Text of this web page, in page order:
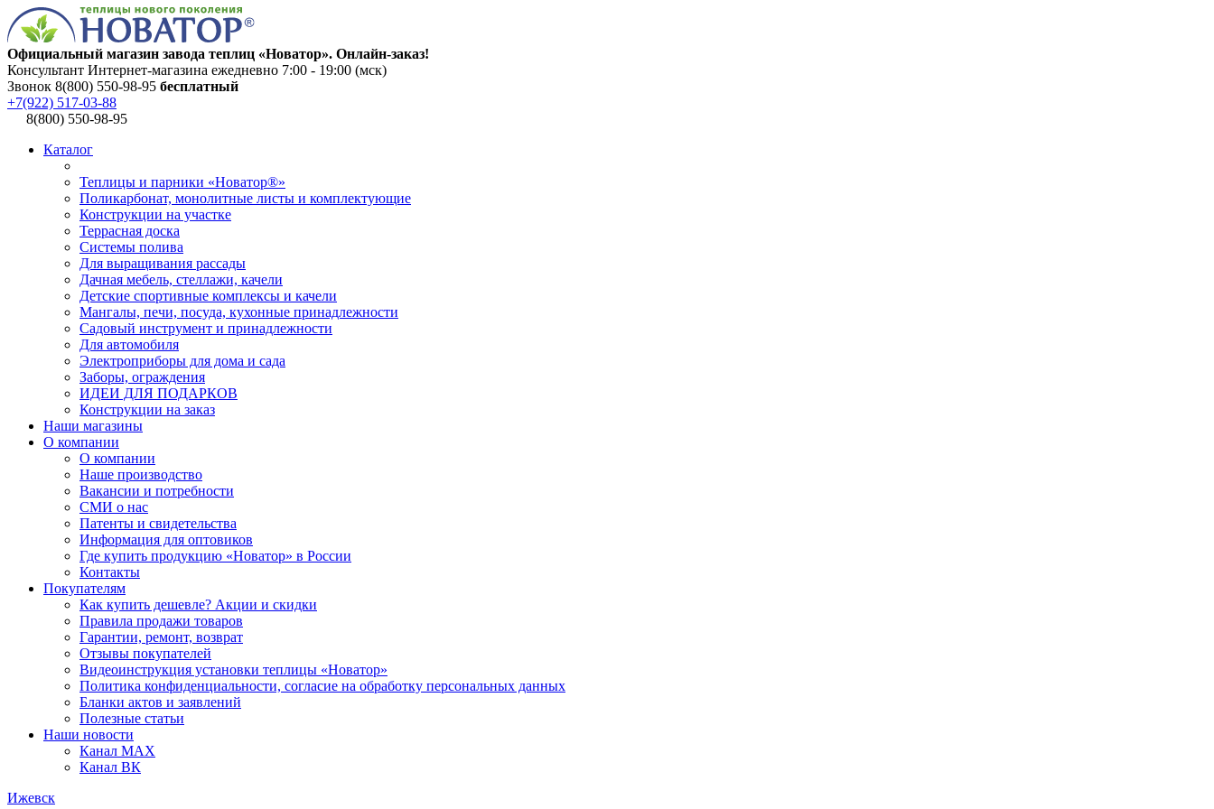
Официальный магазин завода теплиц «Новатор». Онлайн-заказ!
Консультант Интернет-магазина ежедневно 7:00 - 19:00 (мск)
Звонок 8(800) 550-98-95 бесплатный
+7(922) 517-03-88
8(800) 550-98-95
Каталог
Теплицы и парники «Новатор®»
Поликарбонат, монолитные листы и комплектующие
Конструкции на участке
Террасная доска
Системы полива
Для выращивания рассады
Дачная мебель, стеллажи, качели
Детские спортивные комплексы и качели
Мангалы, печи, посуда, кухонные принадлежности
Садовый инструмент и принадлежности
Для автомобиля
Электроприборы для дома и сада
Заборы, ограждения
ИДЕИ ДЛЯ ПОДАРКОВ
Конструкции на заказ
Наши магазины
О компании
О компании
Наше производство
Вакансии и потребности
СМИ о нас
Патенты и свидетельства
Информация для оптовиков
Где купить продукцию «Новатор» в России
Контакты
Покупателям
Как купить дешевле? Акции и скидки
Правила продажи товаров
Гарантии, ремонт, возврат
Отзывы покупателей
Видеоинструкция установки теплицы «Новатор»
Политика конфиденциальности, согласие на обработку персональных данных
Бланки актов и заявлений
Полезные статьи
Наши новости
Канал MAX
Канал ВК
Ижевск